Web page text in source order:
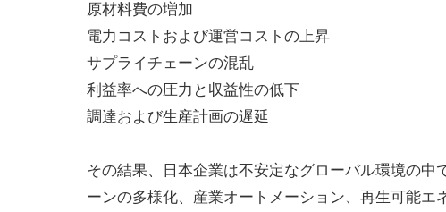
原材料費の増加
電力コストおよび運営コストの上昇
サプライチェーンの混乱
利益率への圧力と収益性の低下
調達および生産計画の遅延
その結果、日本企業は不安定なグローバル環境の
ーンの多様化、産業オートメーション、再生可能